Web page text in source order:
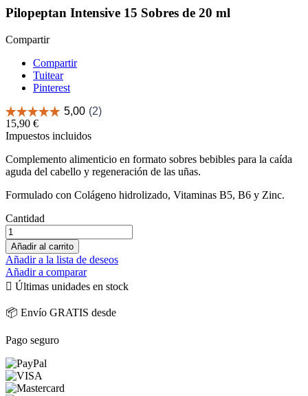
Pilopeptan Intensive 15 Sobres de 20 ml
Compartir
Compartir
Tuitear
Pinterest
15,90 €
Impuestos incluidos
Complemento alimenticio en formato sobres bebibles para la caída
aguda del cabello y regeneración de las uñas.
Formulado con Colágeno hidrolizado, Vitaminas B5, B6 y Zinc.
Cantidad
Añadir al carrito
Añadir a la lista de deseos
Añadir a comparar
 Últimas unidades en stock
📦 Envío GRATIS desde
Pago seguro